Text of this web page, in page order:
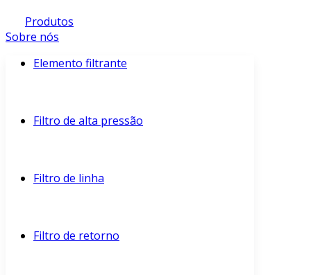
Produtos
Sobre nós
Elemento filtrante
Filtro de alta pressão
Filtro de linha
Filtro de retorno